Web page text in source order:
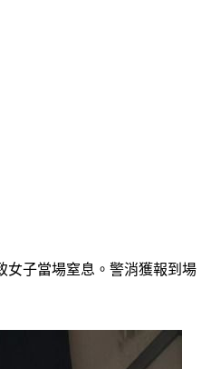
女子當場窒息。警消獲報到場